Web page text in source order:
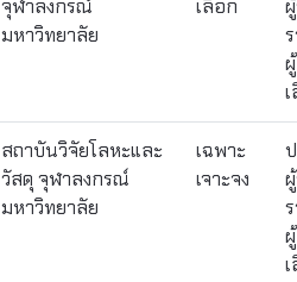
จุฬาลงกรณ์
มหาวิทยาลัย
เลือก
สถาบันวิจัยโลหะและ
วัสดุ จุฬาลงกรณ์
มหาวิทยาลัย
เฉพาะ
เจาะจง